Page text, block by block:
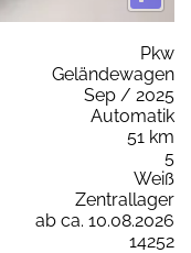
Pkw
Geländewagen
Sep / 2025
Automatik
51 km
5
Weiß
Zentrallager
ab ca. 10.08.2026
14252